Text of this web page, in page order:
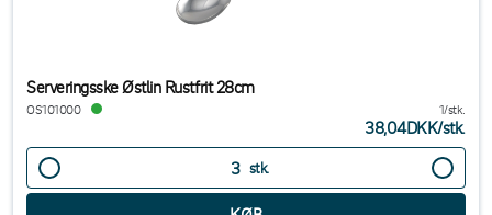
Serveringsske Østlin Rustfrit 28cm
OS101000 1/stk.
38,04DKK/stk.
stk.